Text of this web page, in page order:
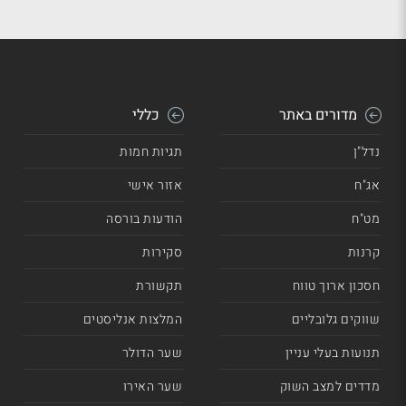
מדורים באתר
נדל"ן
אג"ח
מט"ח
קרנות
חסכון ארוך טווח
שווקים גלובליים
תנועות בעלי עניין
מדדים למצב השוק
כללי
תגיות חמות
אזור אישי
הודעות בורסה
סקירות
תקשורת
המלצות אנליסטים
שער הדולר
שער האירו